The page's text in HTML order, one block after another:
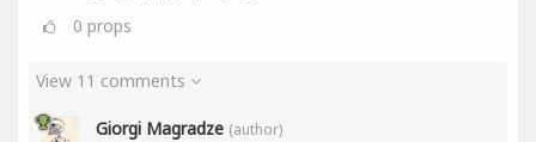
0 props
View 11 comments
Giorgi Magradze (author)